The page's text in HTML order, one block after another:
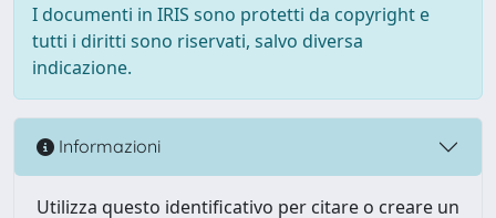
I documenti in IRIS sono protetti da copyright e
tutti i diritti sono riservati, salvo diversa
indicazione.
Informazioni
Utilizza questo identificativo per citare o creare un